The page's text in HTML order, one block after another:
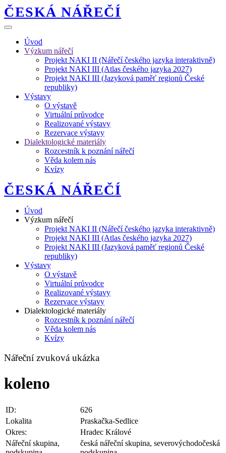
ČESKÁ NÁŘEČÍ
Úvod
Výzkum nářečí
Projekt NAKI II (Nářečí českého jazyka interaktivně)
Projekt NAKI III (Atlas českého jazyka 2027)
Projekt NAKI III (Jazyková paměť regionů České
republiky)
Výstavy
O výstavě
Virtuální průvodce
Realizované výstavy
Rezervace výstavy
Dialektologické materiály
Rozcestník k poznání nářečí
Věda kolem nás
Kvízy
ČESKÁ NÁŘEČÍ
Úvod
Výzkum nářečí
Projekt NAKI II (Nářečí českého jazyka interaktivně)
Projekt NAKI III (Atlas českého jazyka 2027)
Projekt NAKI III (Jazyková paměť regionů České
republiky)
Výstavy
O výstavě
Virtuální průvodce
Realizované výstavy
Rezervace výstavy
Dialektologické materiály
Rozcestník k poznání nářečí
Věda kolem nás
Kvízy
Nářeční zvuková ukázka
koleno
ID:
626
Lokalita
Praskačka-Sedlice
Okres:
Hradec Králové
Nářeční skupina,
česká nářeční skupina, severovýchodočeská